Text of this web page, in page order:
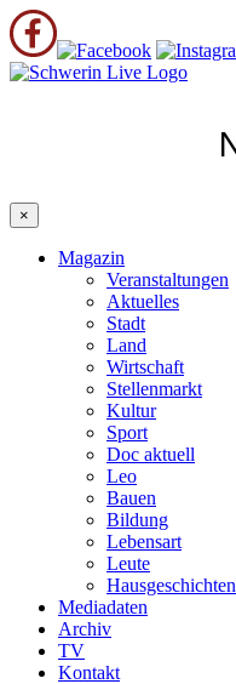
×
Magazin
Veranstaltungen
Aktuelles
Stadt
Land
Wirtschaft
Stellenmarkt
Kultur
Sport
Doc aktuell
Leo
Bauen
Bildung
Lebensart
Leute
Hausgeschichten
Mediadaten
Archiv
TV
Kontakt